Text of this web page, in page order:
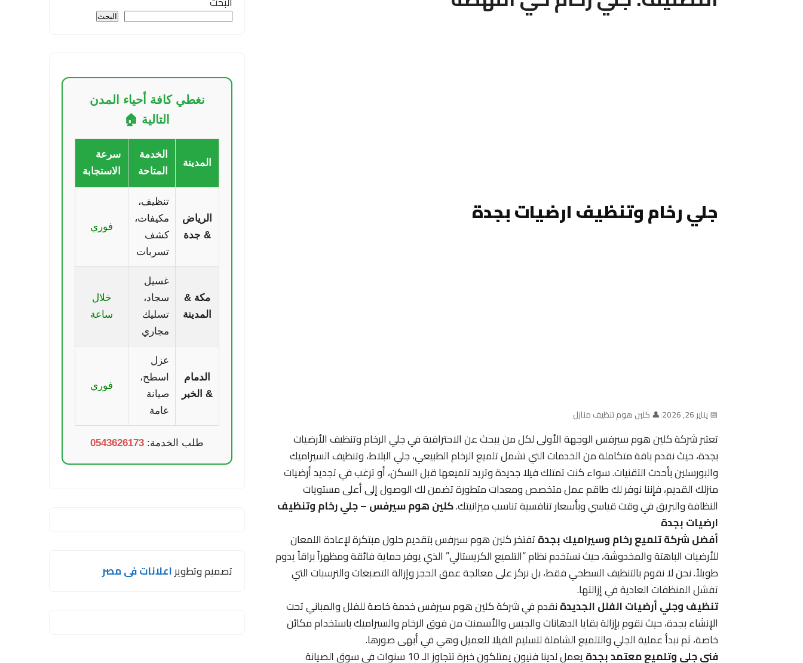
جلي رخام وتنظيف ارضيات بجدة
📅 يناير 26, 2026 |👤 كلين هوم تنظيف منازل
تعتبر شركة كلين هوم سيرفس الوجهة الأولى لكل من يبحث عن الاحترافية في جلي الرخام وتنظيف الأرضيات
بجدة، حيث نقدم باقة متكاملة من الخدمات التي تشمل تلميع الرخام الطبيعي، جلي البلاط، وتنظيف السيراميك
والبورسلين بأحدث التقنيات. سواء كنت تمتلك فيلا جديدة وتريد تلميعها قبل السكن، أو ترغب في تجديد أرضيات
منزلك القديم، فإننا نوفر لك طاقم عمل متخصص ومعدات متطورة تضمن لك الوصول إلى أعلى مستويات
النظافة والبريق في وقت قياسي وبأسعار تنافسية تناسب ميزانيتك.كلين هوم سيرفس – جلي رخام وتنظيف
ارضيات بجدة
أفضل شركة تلميع رخام وسيراميك بجدةتفتخر كلين هوم سيرفس بتقديم حلول مبتكرة لإعادة اللمعان
للأرضيات الباهتة والمخدوشة، حيث نستخدم نظام “التلميع الكريستالي” الذي يوفر حماية فائقة ومظهراً براقاً يدوم
طويلاً. نحن لا نقوم بالتنظيف السطحي فقط، بل نركز على معالجة عمق الحجر وإزالة التصبغات والترسبات التي
تفشل المنظفات العادية في إزالتها.
تنظيف وجلي أرضيات الفلل الجديدةنقدم في شركة كلين هوم سيرفس خدمة خاصة للفلل والمباني تحت
الإنشاء بجدة، حيث نقوم بإزالة بقايا الدهانات والجبس والأسمنت من فوق الرخام والسيراميك باستخدام مكائن
خاصة، ثم نبدأ عملية الجلي والتلميع الشاملة لتسليم الفيلا للعميل وهي في أبهى صورها.
فني جلي وتلميع معتمد بجدة
يعمل لدينا فنيون يمتلكون خبرة تتجاوز الـ 10 سنوات في سوق الصيانة
البحث
نغطي كافة أحياء المدن
التالية 🏠
المدينة
الخدمة
المتاحة
سرعة
الاستجابة
الرياض
& جدة
تنظيف،
مكيفات،
كشف
تسربات
فوري
مكة &
المدينة
غسيل
سجاد،
تسليك
مجاري
خلال
ساعة
الدمام
& الخبر
عزل
اسطح،
صيانة
عامة
فوري
طلب الخدمة: 0543626173
تصميم وتطويراعلانات فى مصر